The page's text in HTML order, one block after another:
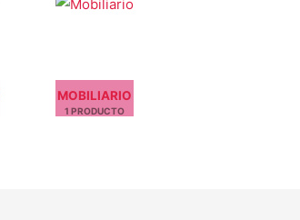
MOBILIARIO
1 PRODUCTO